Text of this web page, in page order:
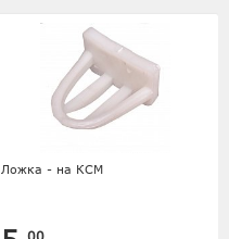
Ложка - на КСМ
00